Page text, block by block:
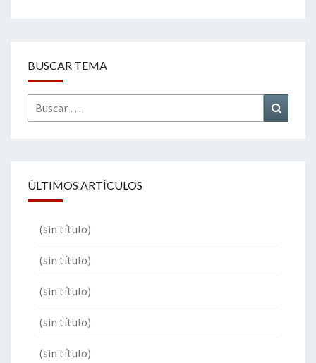
BUSCAR TEMA
Buscar
por:
ÚLTIMOS ARTÍCULOS
(sin título)
(sin título)
(sin título)
(sin título)
(sin título)